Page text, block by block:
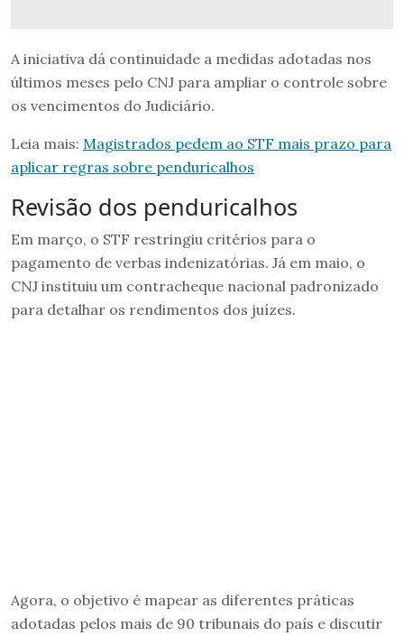
A iniciativa dá continuidade a medidas adotadas nos
últimos meses pelo CNJ para ampliar o controle sobre
os vencimentos do Judiciário.
Leia mais: Magistrados pedem ao STF mais prazo para
aplicar regras sobre penduricalhos
Revisão dos penduricalhos
Em março, o STF restringiu critérios para o
pagamento de verbas indenizatórias. Já em maio, o
CNJ instituiu um contracheque nacional padronizado
para detalhar os rendimentos dos juízes.
Agora, o objetivo é mapear as diferentes práticas
adotadas pelos mais de 90 tribunais do país e discutir